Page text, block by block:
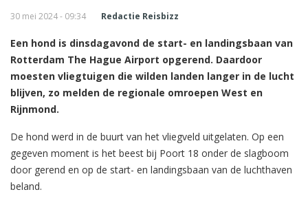
30 mei 2024 - 09:34 Redactie Reisbizz
Een hond is dinsdagavond de start- en landingsbaan van
Rotterdam The Hague Airport opgerend. Daardoor
moesten vliegtuigen die wilden landen langer in de lucht
blijven, zo melden de regionale omroepen West en
Rijnmond.
De hond werd in de buurt van het vliegveld uitgelaten. Op een
gegeven moment is het beest bij Poort 18 onder de slagboom
door gerend en op de start- en landingsbaan van de luchthaven
beland.